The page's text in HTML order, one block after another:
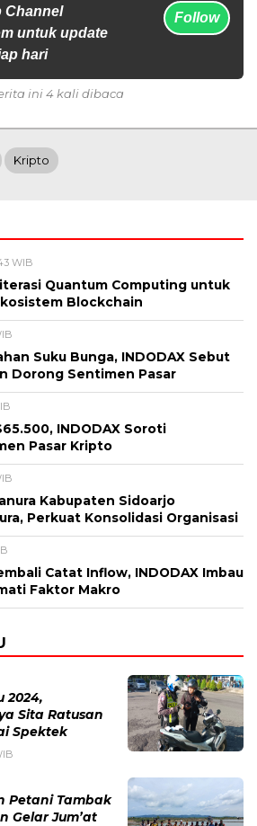
Channel
untuk update
hari
Follow
ini 4 kali dibaca
Kripto
WIB
Quantum Computing untuk
Blockchain
Suku Bunga, INDODAX Sebut
Dorong Sentimen Pasar
INDODAX Soroti
Pasar Kripto
Kabupaten Sidoarjo
Perkuat Konsolidasi Organisasi
Catat Inflow, INDODAX Imbau
Faktor Makro
2024,
Sita Ratusan
Spektek
Petani Tambak
Gelar Jum’at